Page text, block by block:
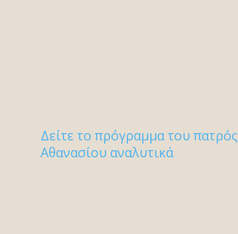
Δείτε το πρόγραμμα του πατρός
Αθανασίου αναλυτικά